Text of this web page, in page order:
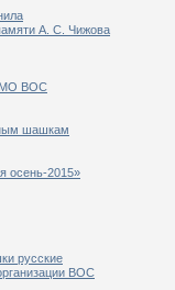
А. С. Чижова
МО ВОС
шашкам
осень-2015»
русские
ВОС